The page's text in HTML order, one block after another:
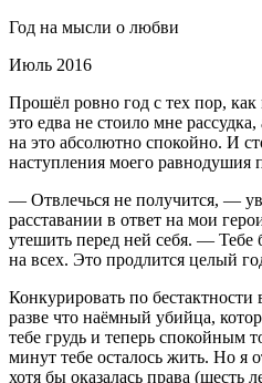
Год на мысли о любви
Июль 2016
Прошёл ровно год с тех пор, как
это едва не стоило мне
на это абсолютно спокойно. И
наступления моего равнодушия
— Отвлечься не получится, —
расставании в ответ на мои
утешить перед ней себя. — Тебе
на всех. Это продлится целый
Конкурировать по
разве что наёмный убийца,
тебе грудь и теперь спокойным
минут тебе осталось жить. Но я
хотя бы оказалась права (шесть